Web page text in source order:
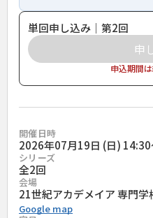
単回申し込み｜第2回
申
申込期間
開催日時
2026年07月19日 (日)
シリーズ
全2回
会場
21世紀アカデメイア 専門
Google map